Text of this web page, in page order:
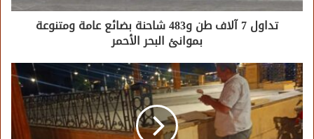
تداول 7 آلاف طن و483 شاحنة بضائع عامة ومتنوعة
بموانئ البحر الأحمر